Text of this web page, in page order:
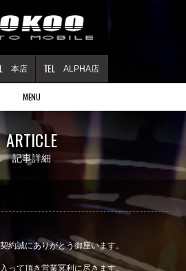
ALPHA店
本店
MENU
ARTICLE
記事詳細
約誠にありがとう御座います。
って頂き営業冥利に尽きます。